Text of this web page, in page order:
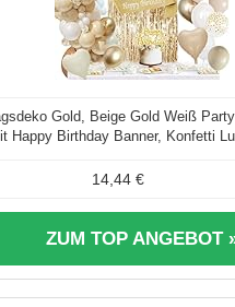
Gold, Beige Gold Weiß
Happy Birthday Banner, Konfetti
14,44 €
ZUM TOP ANGEBOT